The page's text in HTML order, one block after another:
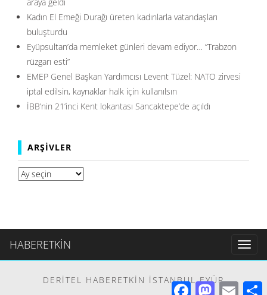
Kadın El Emeği Durağı üreten kadınlarla vatandaşları
buluşturdu
Eyüpsultan’da memleket günleri devam ediyor… ”Trabzon
rüzgarı esti”
EMEP Genel Başkan Yardımcısı Levent Tüzel: NATO zirvesi
iptal edilsin, kaynaklar halk için kullanılsın
İBB’nin 21’inci Kent lokantası Sancaktepe’de açıldı
ARŞIVLER
Arşivler
HABERETKİN
Toggle
DERITEL HABERETKIN İSTANBUL EYÜP
FacebookMastodon
Email